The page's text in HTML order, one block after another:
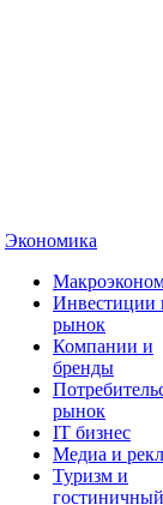
Экономика
Инвестиции
рынок
Компании и
бренды
рынок
IT бизнес
Медиа и
Туризм и
гостиничный